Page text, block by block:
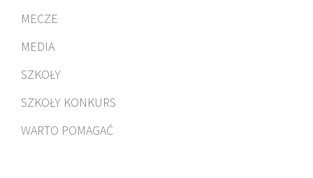
MECZE
MEDIA
SZKOŁY
SZKOŁY KONKURS
WARTO POMAGAĆ